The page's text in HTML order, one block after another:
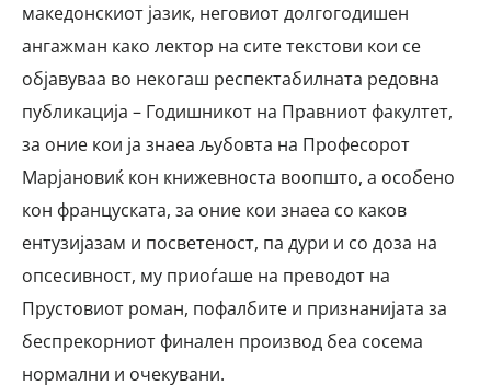
македонскиот јазик, неговиот долгогодишен
ангажман како лектор на сите текстови кои се
објавуваа во некогаш респектабилната редовна
публикација – Годишникот на Правниот факултет,
за оние кои ја знаеа љубовта на Професорот
Марјановиќ кон книжевноста воопшто, а особено
кон француската, за оние кои знаеа со каков
ентузијазам и посветеност, па дури и со доза на
опсесивност, му приоѓаше на преводот на
Прустовиот роман, пофалбите и признанијата за
беспрекорниот финален производ беа сосема
нормални и очекувани.